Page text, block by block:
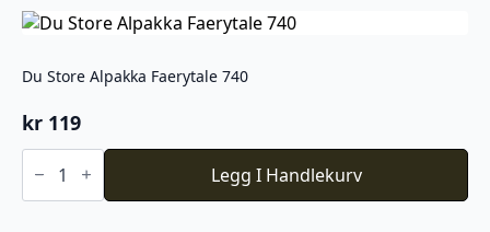
antall
Du Store Alpakka Faerytale 740
kr 119
Du
Store
Faerytale
Legg I Handlekurv